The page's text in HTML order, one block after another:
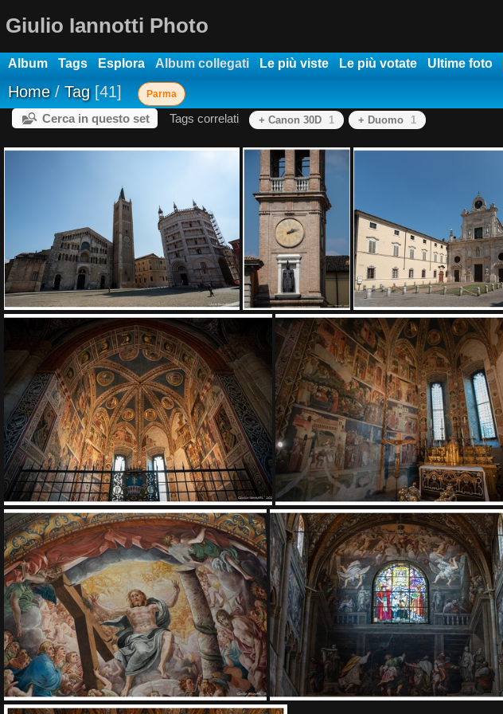
Giulio Iannotti Photo
Album Tags Esplora Album collegati Le più viste Le più votate Ultime foto
Home/ Tag 41 Parma
Cerca in questo set Tags correlati + Canon 30D 1 + Duomo 1
Parma DSC9536 DSC9522
DSC9469 DSC9461